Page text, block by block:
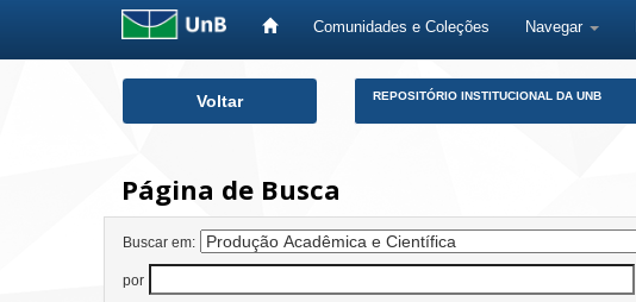
Comunidades e Coleções Navegar
Voltar REPOSITÓRIO INSTITUCIONAL DA UNB
Página de Busca
Buscar em:
por